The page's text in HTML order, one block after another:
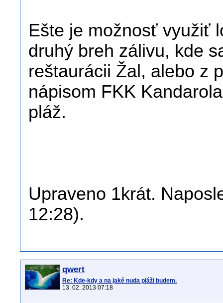
Ešte je možnosť využiť
druhý breh zálivu, kde
reštaurácii Žal, alebo z
nápisom FKK
pláž.
Upraveno 1krát.
12:28).
qwert
Re: Kde-kdy a na jaké nuda pláži budem.
13. 02. 2013 07:18